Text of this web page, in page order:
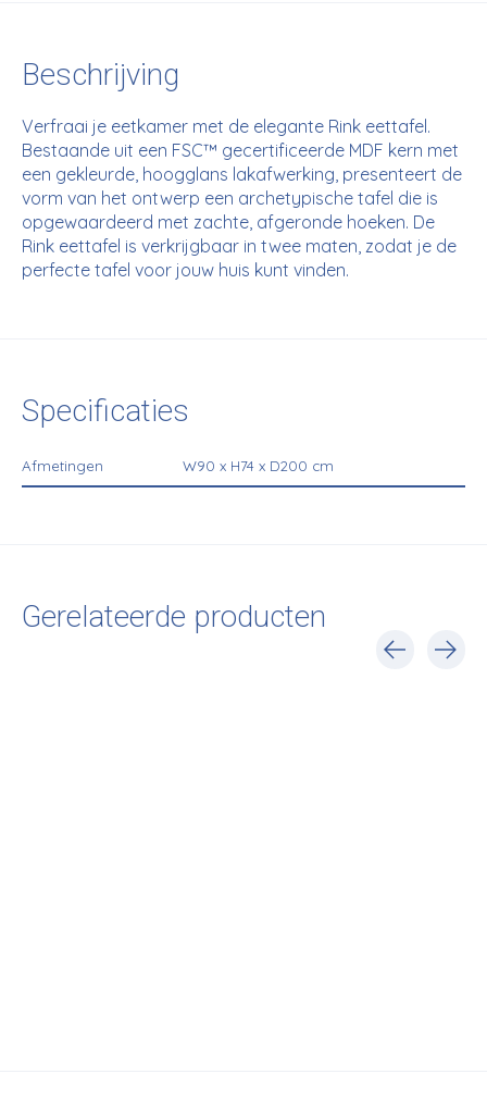
Beschrijving
Verfraai je eetkamer met de elegante Rink eettafel.
Bestaande uit een FSC™ gecertificeerde MDF kern met
een gekleurde, hoogglans lakafwerking, presenteert de
vorm van het ontwerp een archetypische tafel die is
opgewaardeerd met zachte, afgeronde hoeken. De
Rink eettafel is verkrijgbaar in twee maten, zodat je de
perfecte tafel voor jouw huis kunt vinden.
Specificaties
Afmetingen W90 x H74 x D200 cm
Gerelateerde producten